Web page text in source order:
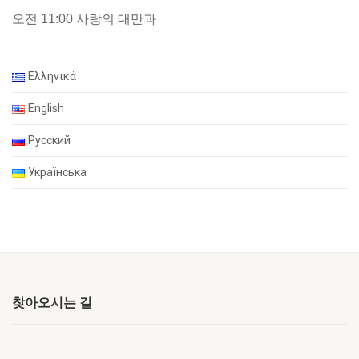
오전 11:00 사랑의 대만과
Ελληνικά
English
Русский
Українська
찾아오시는 길